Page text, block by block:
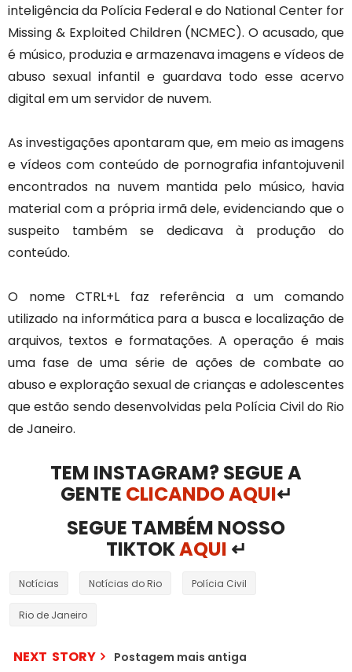
inteligência da Polícia Federal e do National Center for
Missing & Exploited Children (NCMEC). O acusado, que
é músico, produzia e armazenava imagens e vídeos de
abuso sexual infantil e guardava todo esse acervo
digital em um servidor de nuvem.
As investigações apontaram que, em meio as imagens
e vídeos com conteúdo de pornografia infantojuvenil
encontrados na nuvem mantida pelo músico, havia
material com a própria irmã dele, evidenciando que o
suspeito também se dedicava à produção do
conteúdo.
O nome CTRL+L faz referência a um comando
utilizado na informática para a busca e localização de
arquivos, textos e formatações. A operação é mais
uma fase de uma série de ações de combate ao
abuso e exploração sexual de crianças e adolescentes
que estão sendo desenvolvidas pela Polícia Civil do Rio
de Janeiro.
TEM INSTAGRAM? SEGUE A
GENTE CLICANDO AQUI↵
SEGUE TAMBÉM NOSSO
TIKTOKAQUI ↵
Notícias Notícias do Rio Polícia Civil
Rio de Janeiro
NEXT STORY Postagem mais antiga